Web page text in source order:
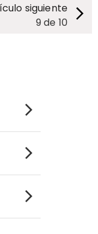
siguiente
9de 10